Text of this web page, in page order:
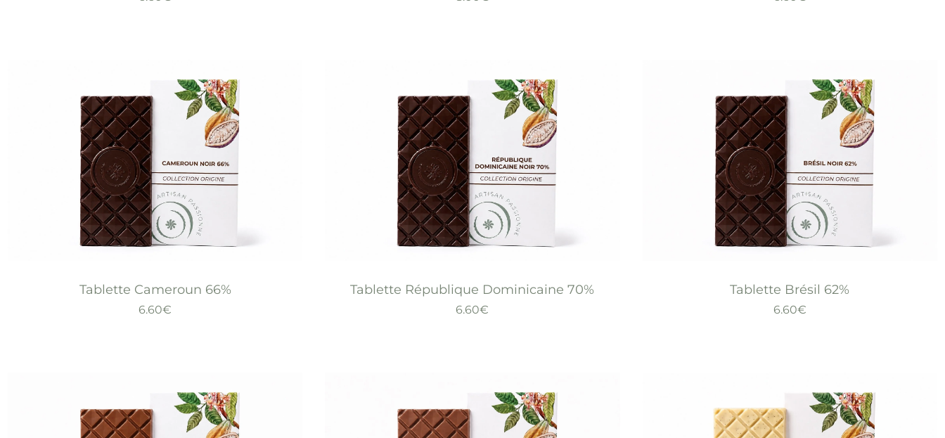
Tablette Cameroun 66%
6.60€
Tablette République Dominicaine 70%
6.60€
Tablette Brésil 62%
6.60€